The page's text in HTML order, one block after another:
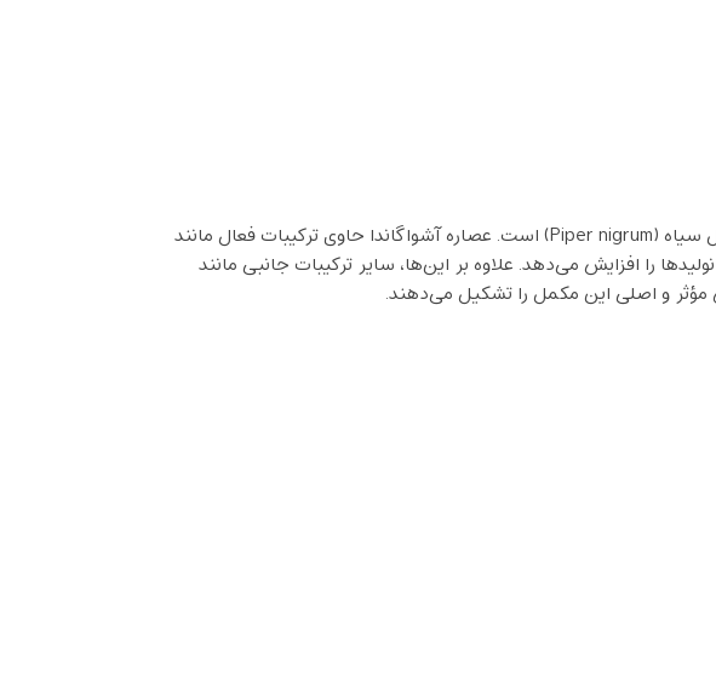
ترکیبات اصلی و مؤثر این مکمل شامل عصاره ریشه‌ گیاه آشواگاندا (Withania somnifera) و عصاره‌ فلفل سیاه (Piper nigrum) است. عصاره آشواگاندا حاوی ترکیبات فعال مانند
را افزایش می‌دهد. علاوه بر این‌ها، سایر ترکیبات جانبی مانند
و اصلی این مکمل را تشکیل می‌دهند.